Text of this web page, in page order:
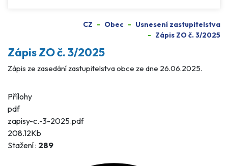
CZ Obec
Usnesení zastupitelstva
Zápis ZO č. 3/2025
Zápis ZO č. 3/2025
Zápis ze zasedání zastupitelstva obce ze dne 26.06.2025.
Přílohy
pdf
zapisy-c.-3-2025.pdf
208.12Kb
Stažení : 289